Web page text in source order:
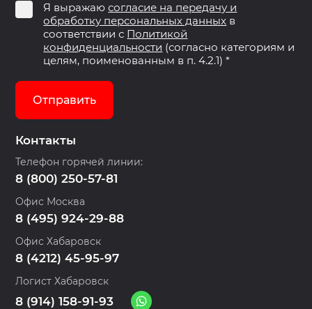
Контакты
Телефон горячей линии:
8 (800) 250-57-81
Офис Москва
8 (495) 924-29-88
Офис Хабаровск
8 (4212) 45-95-97
Логист Хабаровск
8 (914) 158-91-93
Я выражаюсогласие на передачу и
обработку персональных данных в
соответствии с Политикой
конфиденциальности (согласно категориям и
целям, поименованным в п. 4.2.1) *
Отправить